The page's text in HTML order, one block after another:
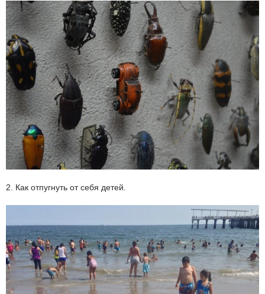
2. Как отпугнуть от себя детей.